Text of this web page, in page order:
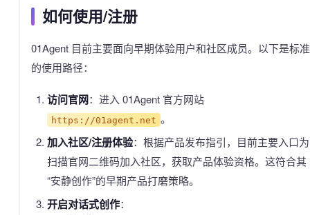
如何使用/注册
01Agent 目前主要面向早期体验用户和社区成员。以下是标准
的使用路径：
访问官网：进入 01Agent 官方网站
https://01agent.net 。
加入社区/注册体验：根据产品发布指引，目前主要入口为
扫描官网二维码加入社区，获取产品体验资格。这符合其
“安静创作”的早期产品打磨策略。
开启对话式创作：